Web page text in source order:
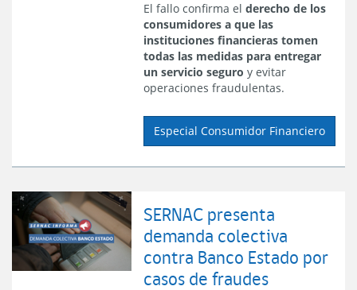
El fallo confirma el derecho de los
consumidores a que las
instituciones financieras tomen
todas las medidas para entregar
un servicio seguro y evitar
operaciones fraudulentas.
Especial Consumidor Financiero
SERNAC presenta
demanda colectiva
contra Banco Estado por
casos de fraudes